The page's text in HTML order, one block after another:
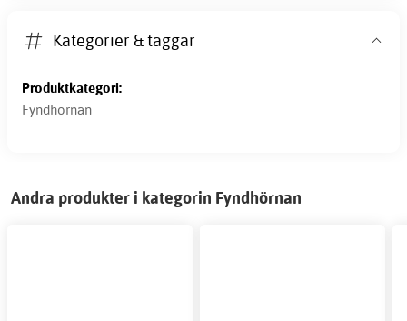
Kategorier & taggar
Produktkategori:
Fyndhörnan
Andra produkter i kategorin Fyndhörnan